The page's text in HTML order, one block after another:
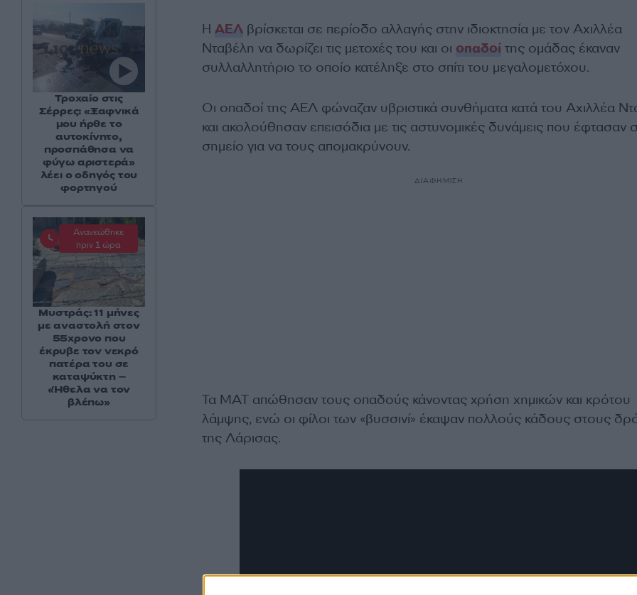
Η ΑΕΛβρίσκεται σε περίοδο αλλαγής στην ιδιοκτησία με τον Αχιλλέα
Νταβέλη να δωρίζει τις μετοχές του και οι οπαδοίτης ομάδας έκαναν
συλλαλλητήριο το οποίο κατέληξε στο σπίτι του μεγαλομετόχου.
Οι οπαδοί της ΑΕΛ φώναζαν υβριστικά συνθήματα κατά του Αχιλλέα
και ακολούθησαν επεισόδια με τις αστυνομικές δυνάμεις που έφτασαν
σημείο για να τους απομακρύνουν.
ΔΙΑΦΗΜΙΣΗ
Τα ΜΑΤ απώθησαν τους οπαδούς κάνοντας χρήση χημικών και κρότου
λάμψης, ενώ οι φίλοι των «βυσσινί» έκαψαν πολλούς κάδους στους
της Λάρισας.
Τροχαίο στις
Σέρρες: «Ξαφνικά
μου ήρθε το
αυτοκίνητο,
προσπάθησα να
φύγω αριστερά»
λέει ο οδηγός του
φορτηγού
Ανανεώθηκε
πριν 1 ώρα
Μυστράς: 11 μήνες
με αναστολή στον
55χρονο που
έκρυβε τον νεκρό
πατέρα του σε
καταψύκτη –
«Ήθελα να τον
βλέπω»